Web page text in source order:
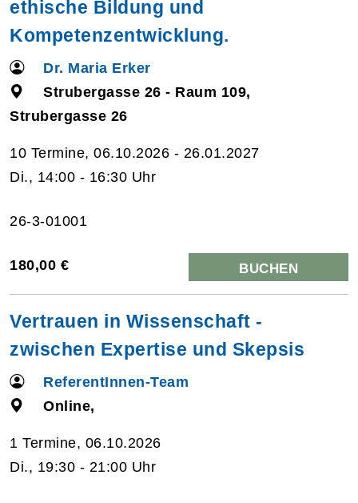
ethische Bildung und
Kompetenzentwicklung.
Dr. Maria Erker
Strubergasse 26 - Raum 109,
Strubergasse 26
10 Termine, 06.10.2026 - 26.01.2027
Di., 14:00 - 16:30 Uhr
26-3-01001
180,00 € BUCHEN
Vertrauen in Wissenschaft -
zwischen Expertise und Skepsis
ReferentInnen-Team
Online,
1 Termine, 06.10.2026
Di., 19:30 - 21:00 Uhr